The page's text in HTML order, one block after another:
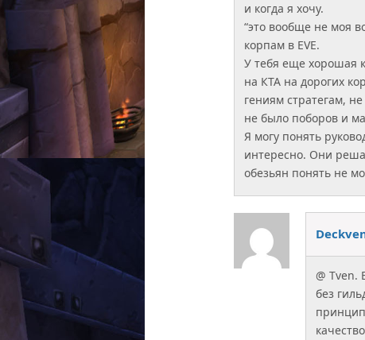
и когда я хочу.
“это вообще не моя
корпам в EVE.
У тебя еще хорошая
на КТА на дорогих
гениям стратегам,
не было поборов и
Я могу понять
интересно. Они
обезьян понять не
@ Tven.
без